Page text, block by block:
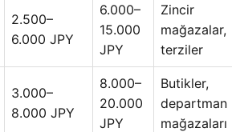
2.500–
6.000 JPY
6.000–
15.000
JPY
Zincir
mağazalar,
terziler
3.000–
8.000 JPY
8.000–
20.000
JPY
Butikler,
departman
mağazaları